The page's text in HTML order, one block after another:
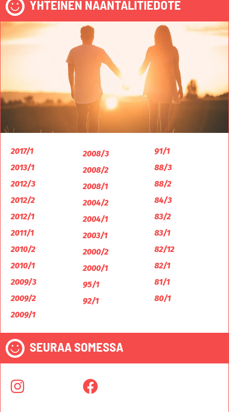
YHTEINEN NAANTALITIEDOTE
2017/1
2013/1
2012/3
2012/2
2012/1
2011/1
2010/2
2010/1
2009/3
2009/2
2009/1
2008/3
2008/2
2008/1
2004/2
2004/1
2003/1
2000/2
2000/1
95/1
92/1
91/1
88/3
88/2
84/3
83/2
83/1
82/12
82/1
81/1
80/1
SEURAA SOMESSA